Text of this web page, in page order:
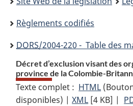
here:
Règlements codifiés
DORS/2004-220 - Table des
Décret d’exclusion visant des
province de la Colombie-
Texte complet : HTML Texte
complet
disponibles) |XML Texte
[4 KB] |